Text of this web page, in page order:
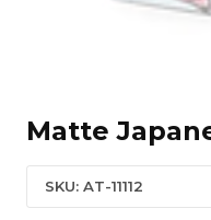
Matte
SKU: AT-11112